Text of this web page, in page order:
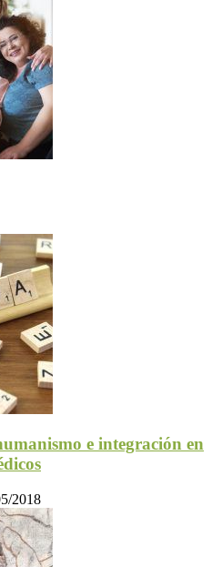
e integración en
2018